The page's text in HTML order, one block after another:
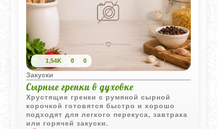
1,54K 0 0
Закуски
Сырные гренки в духовке
Хрустящие гренки с румяной сырной
корочкой готовятся быстро и хорошо
подходят для легкого перекуса, завтрака
или горячей закуски.